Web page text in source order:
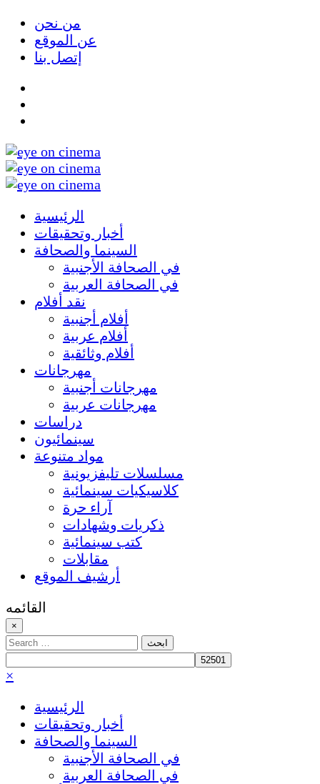
من نحن
عن الموقع
إتصل بنا
الرئيسية
أخبار وتحقيقات
السينما والصحافة
في الصحافة الأجنبية
في الصحافة العربية
نقد أفلام
أفلام أجنبية
أفلام عربية
أفلام وثائقية
مهرجانات
مهرجانات أجنبية
مهرجانات عربية
دراسات
سينمائيون
مواد متنوعة
مسلسلات تليفزيونية
كلاسيكيات سينمائية
آراء حرة
ذكريات وشهادات
كتب سينمائية
مقابلات
أرشيف الموقع
القائمه
×
Search
for:
×
الرئيسية
أخبار وتحقيقات
السينما والصحافة
في الصحافة الأجنبية
في الصحافة العربية